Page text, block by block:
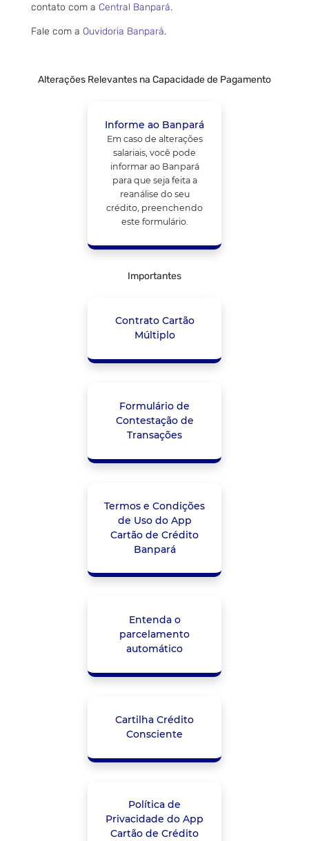
contato com a Central Banpará.
Fale com a Ouvidoria Banpará.
Alterações Relevantes na Capacidade de Pagamento
Informe ao Banpará
Em caso de alterações
salariais, você pode
informar ao Banpará
para que seja feita a
reanálise do seu
crédito, preenchendo
este formulário.
Importantes
Contrato Cartão
Múltiplo
Formulário de
Contestação de
Transações
Termos e Condições
de Uso do App
Cartão de Crédito
Banpará
Entenda o
parcelamento
automático
Cartilha Crédito
Consciente
Política de
Privacidade do App
Cartão de Crédito